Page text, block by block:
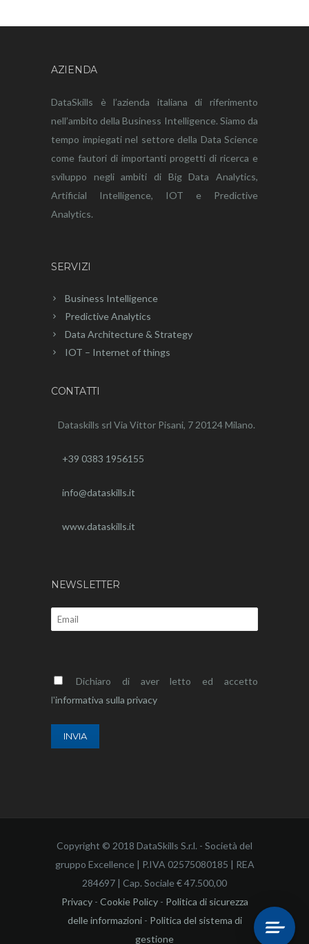
AZIENDA
DataSkills è l’azienda italiana di riferimento
nell’ambito della Business Intelligence. Siamo da
tempo impiegati nel settore della Data Science
come fautori di importanti progetti di ricerca e
sviluppo negli ambiti di Big Data Analytics,
Artificial Intelligence, IOT e Predictive
Analytics.
SERVIZI
Business Intelligence
Predictive Analytics
Data Architecture & Strategy
IOT – Internet of things
CONTATTI
Dataskills srl Via Vittor Pisani, 7 20124 Milano.
+39 0383 1956155
info@dataskills.it
www.dataskills.it
NEWSLETTER
Dichiaro di aver letto ed accetto
l'informativa sulla privacy
Copyright © 2018 DataSkills S.r.l. - Società del
gruppo Excellence | P.IVA 02575080185 | REA
284697 | Cap. Sociale € 47.500,00
Privacy- Cookie Policy- Politica di sicurezza
delle informazioni- Politica del sistema di
gestione